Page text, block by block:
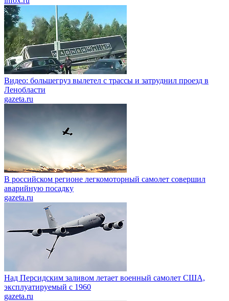
Видео: большегруз вылетел с трассы и затруднил проезд в
Ленобласти
gazeta.ru
В российском регионе легкомоторный самолет совершил
аварийную посадку
gazeta.ru
Над Персидским заливом летает военный самолет США,
эксплуатируемый с 1960
gazeta.ru